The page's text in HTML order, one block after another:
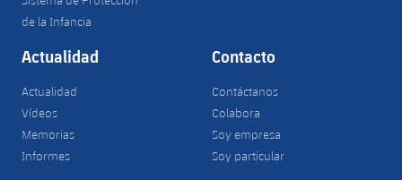
de la Infancia
Actualidad
Actualidad
Vídeos
Memorias
Informes
Contacto
Contáctanos
Colabora
Soy empresa
Soy particular